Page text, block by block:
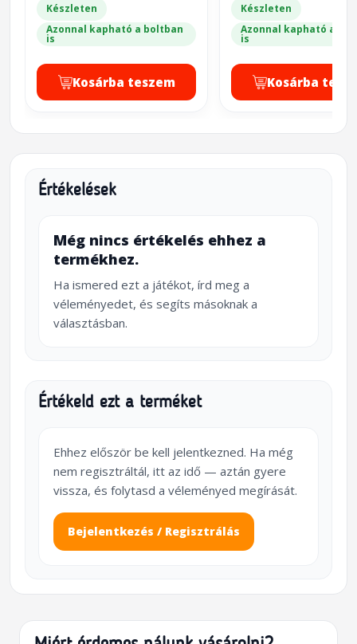
Készleten
Azonnal kapható a boltban
is
Kosárba teszem
Készleten
Azonnal kapható a
is
Kosárba
Értékelések
Még nincs értékelés ehhez a
termékhez.
Ha ismered ezt a játékot, írd meg a
véleményedet, és segíts másoknak a
választásban.
Értékeld ezt a terméket
Ehhez először be kell jelentkezned. Ha még
nem regisztráltál, itt az idő — aztán gyere
vissza, és folytasd a véleményed megírását.
Bejelentkezés / Regisztrálás